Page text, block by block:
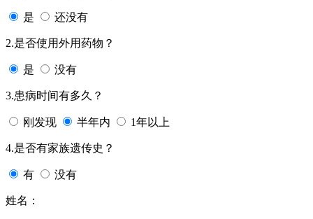
是 还没有
2.是否使用外用药物？
是 没有
3.患病时间有多久？
刚发现 半年内 1年以上
4.是否有家族遗传史？
有 没有
姓名：